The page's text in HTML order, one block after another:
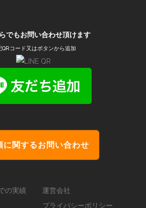
でもお問い合わせ頂けます
QRコード又はボタンから追加
に関するお問い合わせ
の実績
運営会社
プライバシーポリシー